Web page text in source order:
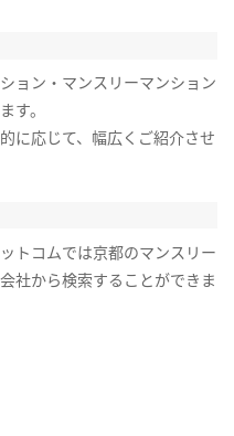
ョン・マンスリーマンション
す。
に応じて、幅広くご紹介させ
トコムでは京都のマンスリー
社から検索することができま